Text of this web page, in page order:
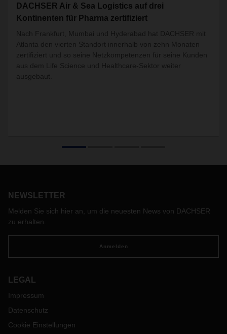
DACHSER Air & Sea Logistics auf drei
Kontinenten für Pharma zertifiziert
Nach Frankfurt, Mumbai und Hyderabad hat DACHSER mit
Atlanta den vierten Standort innerhalb von zehn Monaten
zertifiziert und so seine Netzkompetenzen für seine Kunden
aus dem Life Science und Healthcare-Sektor weiter
ausgebaut.
NEWSLETTER
Melden Sie sich hier an, um die neuesten News von DACHSER
zu erhalten.
Anmelden
LEGAL
Impressum
Datenschutz
Cookie Einstellungen